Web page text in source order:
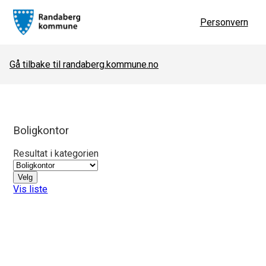
Personvern
Gå tilbake til randaberg.kommune.no
Boligkontor
Resultat i kategorien
Velg
Vis liste